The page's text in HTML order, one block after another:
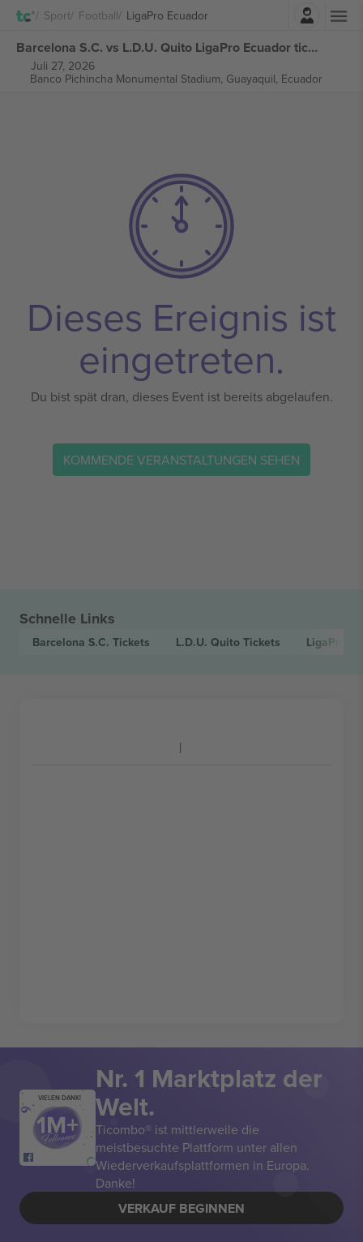
Sport Football LigaPro EcuadorEinloggen
Barcelona S.C. vs L.D.U. Quito LigaPro Ecuador tickets
Juli 27, 2026
Banco Pichincha Monumental Stadium, Guayaquil, Ecuador
Dieses Ereignis ist
eingetreten.
Du bist spät dran, dieses Event ist bereits abgelaufen.
KOMMENDE VERANSTALTUNGEN SEHEN
Schnelle Links
Barcelona S.C. Tickets L.D.U. Quito Tickets LigaPro
VIELEN DANK!
Nr. 1 Marktplatz der
Welt.
Ticombo® ist mittlerweile die
meistbesuchte Plattform unter allen
Wiederverkaufsplattformen in Europa.
Danke!
VERKAUF BEGINNEN